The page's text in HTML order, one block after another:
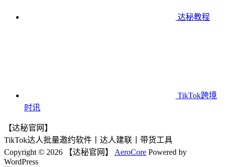
达秘教程
TikTok跨境
时讯
【达秘官网】
TikTok达人批量邀约软件丨达人建联丨带货工具
Copyright © 2026 【达秘官网】 AeroCore Powered by
WordPress